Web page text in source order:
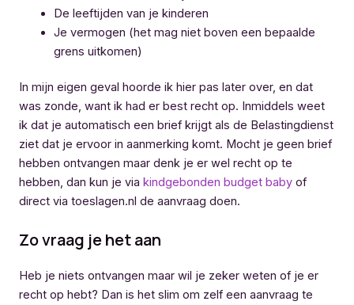
De leeftijden van je kinderen
Je vermogen (het mag niet boven een bepaalde
grens uitkomen)
In mijn eigen geval hoorde ik hier pas later over, en dat
was zonde, want ik had er best recht op. Inmiddels weet
ik dat je automatisch een brief krijgt als de Belastingdienst
ziet dat je ervoor in aanmerking komt. Mocht je geen brief
hebben ontvangen maar denk je er wel recht op te
hebben, dan kun je via kindgebonden budget baby of
direct via toeslagen.nl de aanvraag doen.
Zo vraag je het aan
Heb je niets ontvangen maar wil je zeker weten of je er
recht op hebt? Dan is het slim om zelf een aanvraag te